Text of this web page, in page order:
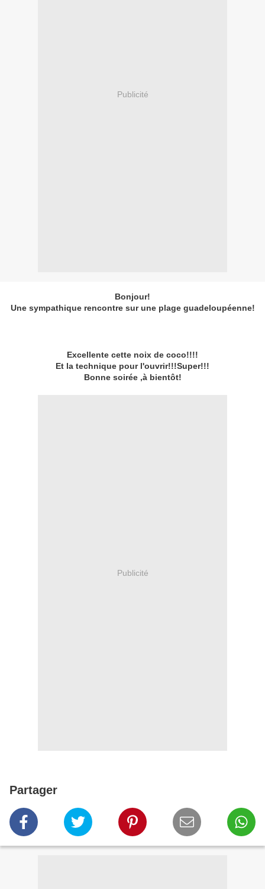
Publicité
Bonjour!
Une sympathique rencontre sur une plage guadeloupéenne!
Excellente cette noix de coco!!!!
Et la technique pour l'ouvrir!!!Super!!!
Bonne soirée ,à bientôt!
Publicité
Partager